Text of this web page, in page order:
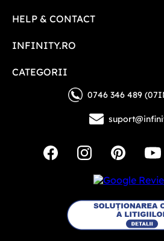
HELP & CONTACT
INFINITY.RO
CATEGORII
0746 346 489